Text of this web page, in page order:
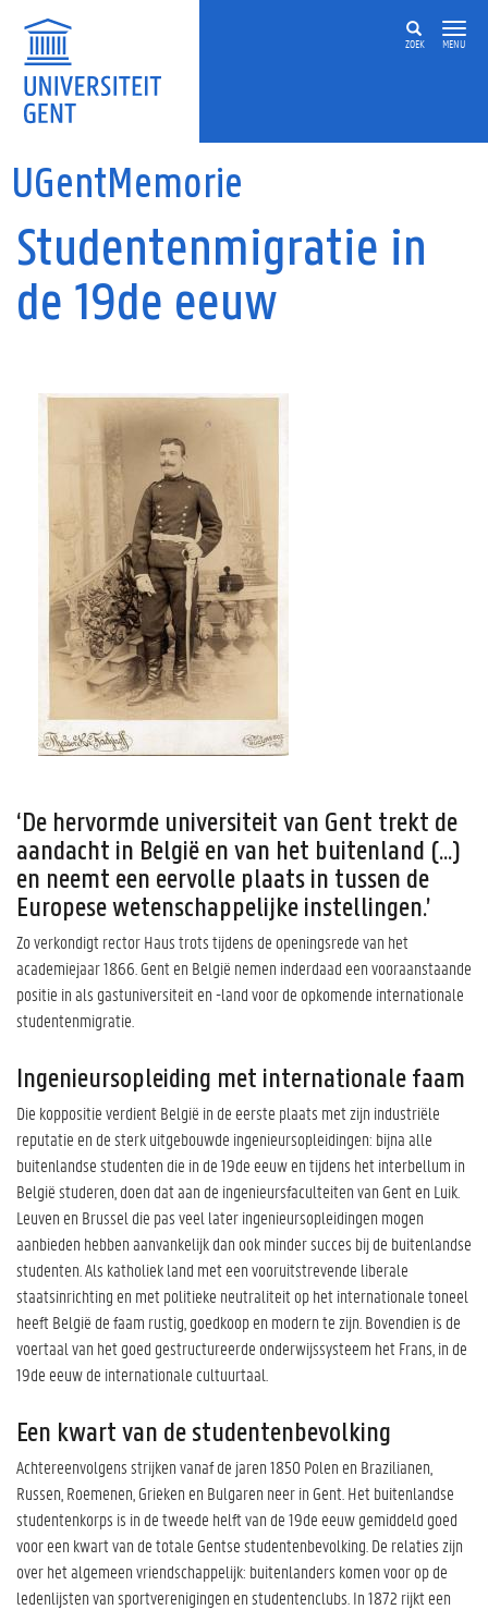
ZOEK MENU
UGentMemorie
Studentenmigratie in
de 19de eeuw
‘De hervormde universiteit van Gent trekt de
aandacht in België en van het buitenland (...)
en neemt een eervolle plaats in tussen de
Europese wetenschappelijke instellingen.’
Zo verkondigt rector Haus trots tijdens de openingsrede van het
academiejaar 1866. Gent en België nemen inderdaad een vooraanstaande
positie in als gastuniversiteit en -land voor de opkomende internationale
studentenmigratie.
Ingenieursopleiding met internationale faam
Die koppositie verdient België in de eerste plaats met zijn industriële
reputatie en de sterk uitgebouwde ingenieursopleidingen: bijna alle
buitenlandse studenten die in de 19de eeuw en tijdens het interbellum in
België studeren, doen dat aan de ingenieursfaculteiten van Gent en Luik.
Leuven en Brussel die pas veel later ingenieursopleidingen mogen
aanbieden hebben aanvankelijk dan ook minder succes bij de buitenlandse
studenten. Als katholiek land met een vooruitstrevende liberale
staatsinrichting en met politieke neutraliteit op het internationale toneel
heeft België de faam rustig, goedkoop en modern te zijn. Bovendien is de
voertaal van het goed gestructureerde onderwijssysteem het Frans, in de
19de eeuw de internationale cultuurtaal.
Een kwart van de studentenbevolking
Achtereenvolgens strijken vanaf de jaren 1850 Polen en Brazilianen,
Russen, Roemenen, Grieken en Bulgaren neer in Gent. Het buitenlandse
studentenkorps is in de tweede helft van de 19de eeuw gemiddeld goed
voor een kwart van de totale Gentse studentenbevolking. De relaties zijn
over het algemeen vriendschappelijk: buitenlanders komen voor op de
ledenlijsten van sportverenigingen en studentenclubs. In 1872 rijkt een